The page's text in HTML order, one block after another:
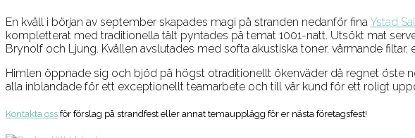
En kväll i början av september skapades magi på stranden nedanför fina Ystad
kompletterat med traditionella tält pyntades på temat 1001-natt. Utsökt mat
Brynolf och Ljung. Kvällen avslutades med softa akustiska toner, värmande
Himlen öppnade sig och bjöd på högst otraditionellt ökenväder då regnet öste
alla inblandade för ett exceptionellt teamarbete och till vår kund för ett roligt
Kontakta oss för förslag på strandfest eller annat temaupplägg för er nästa företagsfest!